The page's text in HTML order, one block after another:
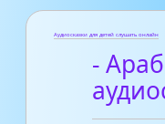
Аудиосказки для детей слушать онлайн
-